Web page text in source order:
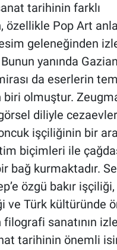
tarihinin farklı
özellikle Pop Art
geleneğinden
yanında
da eserlerin
biri olmuştur.
diliyle
işçiliğinin bir
biçimleri ile
bağ kurmaktadır.
özgü bakır
ve Türk kültüründe
sanatının
tarihinin önemli